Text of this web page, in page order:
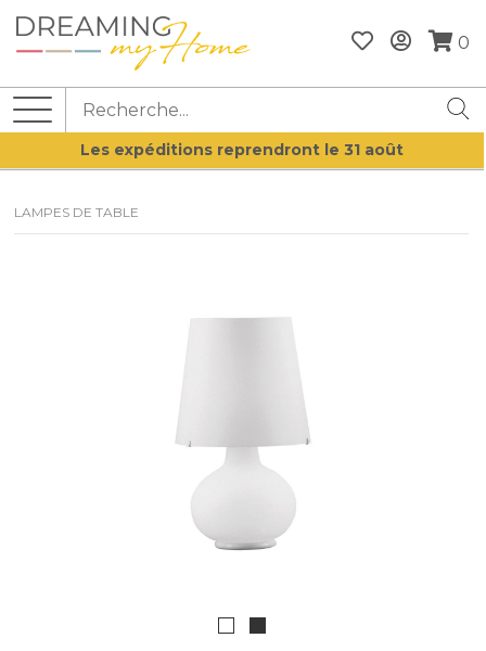
0
Les expéditions reprendront le 31 août
LAMPES DE TABLE